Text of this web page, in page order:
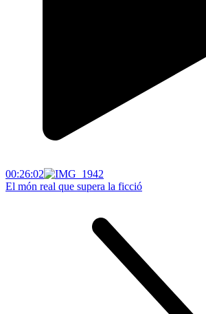
00:26:02
El món real que supera la ficció